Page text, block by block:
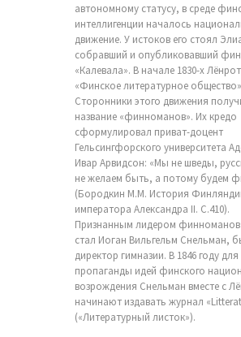
автономному статусу, в среде
интеллигенции началось
движение. У истоков его стоял
собравший и опубликовавший
«Калевала». В начале 1830-х
«Финское литературное
Сторонники этого движения
название «финноманов». Их кредо
сформулировал приват-доцент
Гельсингфорского университета
Ивар Арвидсон: «Мы не шведы,
не желаем быть, а потому будем
(Бородкин М.М. История
императора Александра II. С.410).
Признанным лидером финноманов
стал Иоган Вильгельм Снельман,
директор гимназии. В 1846 году для
пропаганды идей финского
возрождения Снельман вместе с
начинают издавать журнал
(«Литературный листок»).